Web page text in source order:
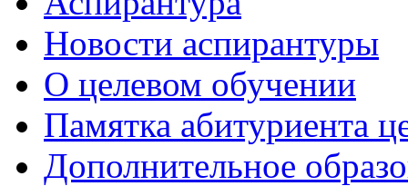
Новости аспирантуры
О целевом обучении
Памятка абитуриента
Дополнительное